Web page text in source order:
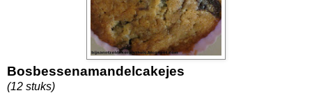
Bosbessenamandelcakejes
(12 stuks)